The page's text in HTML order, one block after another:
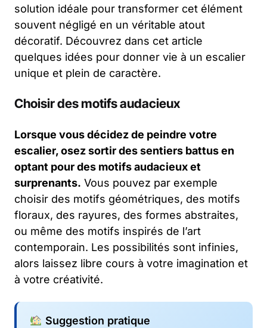
solution idéale pour transformer cet élément
souvent négligé en un véritable atout
décoratif. Découvrez dans cet article
quelques idées pour donner vie à un escalier
unique et plein de caractère.
Choisir des motifs audacieux
Lorsque vous décidez de peindre votre
escalier, osez sortir des sentiers battus en
optant pour des motifs audacieux et
surprenants. Vous pouvez par exemple
choisir des motifs géométriques, des motifs
floraux, des rayures, des formes abstraites,
ou même des motifs inspirés de l’art
contemporain. Les possibilités sont infinies,
alors laissez libre cours à votre imagination et
à votre créativité.
Suggestion pratique